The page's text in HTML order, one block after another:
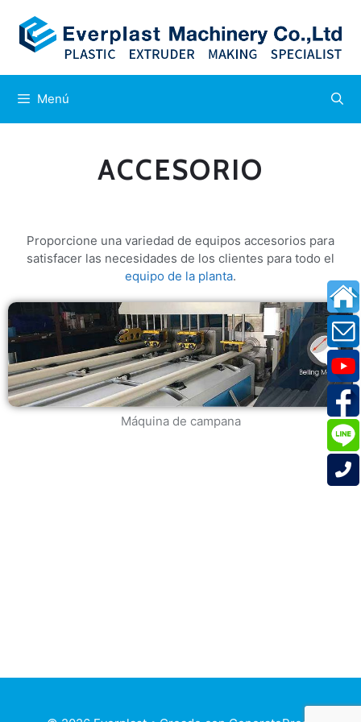
Menú
ACCESORIO
Proporcione una variedad de equipos accesorios para
satisfacer las necesidades de los clientes para todo el
equipo de la planta.
Máquina de campana